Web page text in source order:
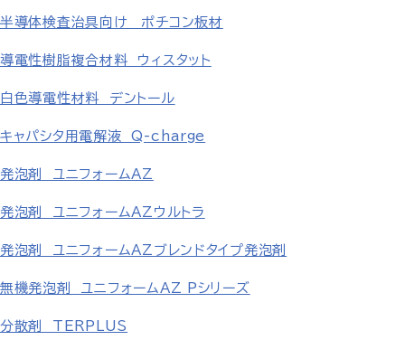
半導体検査治具向け ポチコン板材
導電性樹脂複合材料 ウィスタット
白色導電性材料 デントール
キャパシタ用電解液 Q-charge
発泡剤 ユニフォームAZ
発泡剤 ユニフォームAZウルトラ
発泡剤 ユニフォームAZブレンドタイプ発泡剤
無機発泡剤 ユニフォームAZ Pシリーズ
分散剤 TERPLUS